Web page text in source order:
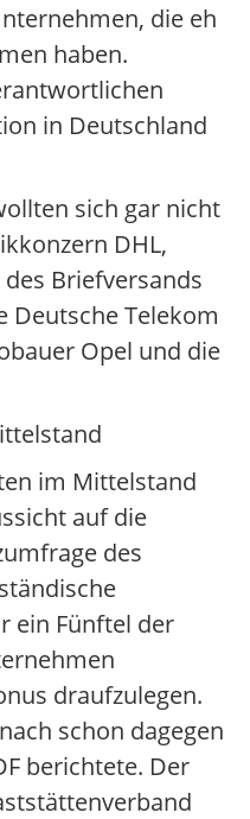
die eh
haben.
in Deutschland
sich gar nicht
DHL,
Briefversands
Deutsche Telekom
Opel und die
im Mittelstand
auf die
des
ein Fünftel der
draufzulegen.
schon dagegen
berichtete. Der